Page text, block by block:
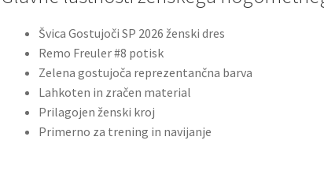
Švica Gostujoči SP 2026 ženski dres
Remo Freuler #8 potisk
Zelena gostujoča reprezentančna barva
Lahkoten in zračen material
Prilagojen ženski kroj
Primerno za trening in navijanje